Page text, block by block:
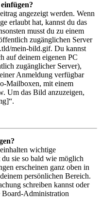
angezeigt werden. Wenn
erlaubt hat, kannst du das
musst du zu einem
zugänglichen Server
mein-bild.gif. Du kannst
auf deinem eigenen PC
zugänglicher Server),
Anmeldung verfügbar
Mailboxen, mit einem
Um das Bild anzuzeigen,
wichtige
sie so bald wie möglich
erscheinen ganz oben in
persönlichen Bereich.
schreiben kannst oder
Board-Administration